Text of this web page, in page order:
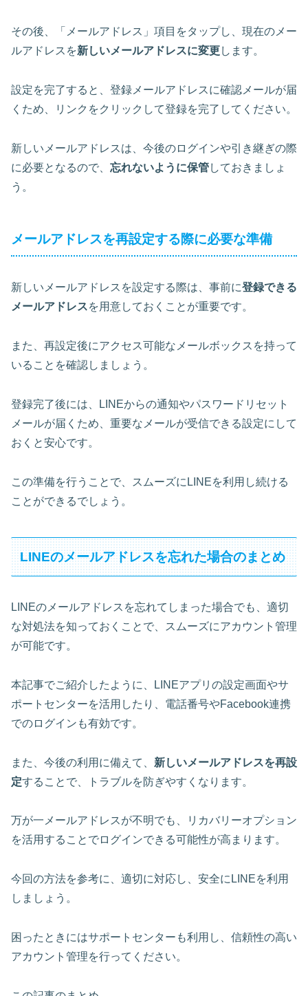
その後、「メールアドレス」項目をタップし、現在のメー
ルアドレスを新しいメールアドレスに変更します。
設定を完了すると、登録メールアドレスに確認メールが届
くため、リンクをクリックして登録を完了してください。
新しいメールアドレスは、今後のログインや引き継ぎの際
に必要となるので、 忘れないように保管しておきましょ
う。
メールアドレスを再設定する際に必要な準備
新しいメールアドレスを設定する際は、事前に登録できる
メールアドレスを用意しておくことが重要です。
また、再設定後にアクセス可能なメールボックスを持って
いることを確認しましょう。
登録完了後には、LINEからの通知やパスワードリセット
メールが届くため、重要なメールが受信できる設定にして
おくと安心です。
この準備を行うことで、スムーズにLINEを利用し続ける
ことができるでしょう。
LINEのメールアドレスを忘れた場合のまとめ
LINEのメールアドレスを忘れてしまった場合でも、適切
な対処法を知っておくことで、スムーズにアカウント管理
が可能です。
本記事でご紹介したように、LINEアプリの設定画面やサ
ポートセンターを活用したり、電話番号やFacebook連携
でのログインも有効です。
また、今後の利用に備えて、 新しいメールアドレスを再設
定することで、トラブルを防ぎやすくなります。
万が一メールアドレスが不明でも、リカバリーオプション
を活用することでログインできる可能性が高まります。
今回の方法を参考に、適切に対応し、安全にLINEを利用
しましょう。
困ったときにはサポートセンターも利用し、信頼性の高い
アカウント管理を行ってください。